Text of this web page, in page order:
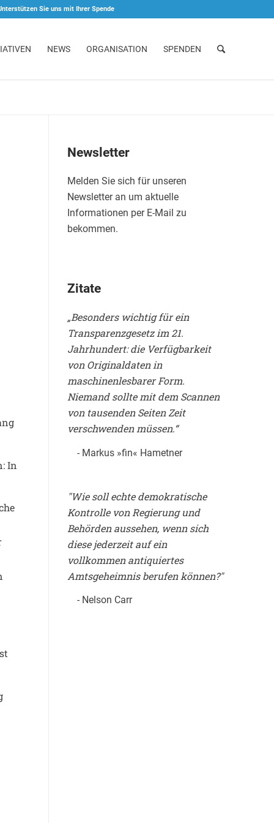
Sie uns mit Ihrer Spende
NEWS ORGANISATION SPENDEN
In
Newsletter
Melden Sie sich für unseren
Newsletter an um aktuelle
Informationen per E-Mail zu
bekommen.
Zitate
„Besonders wichtig für ein
Transparenzgesetz im 21.
Jahrhundert: die Verfügbarkeit
von Originaldaten in
maschinenlesbarer Form.
Niemand sollte mit dem Scannen
von tausenden Seiten Zeit
verschwenden müssen.“
- Markus »fin« Hametner
"Wie soll echte demokratische
Kontrolle von Regierung und
Behörden aussehen, wenn sich
diese jederzeit auf ein
vollkommen antiquiertes
Amtsgeheimnis berufen können?"
- Nelson Carr